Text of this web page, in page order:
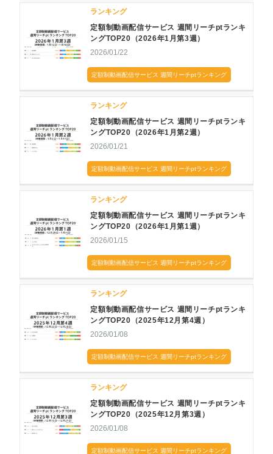
ランキング
定額制動画配信サービス 週間リーチptランキ
ングTOP20（2026年1月第3週）
2026/01/22
定額制動画配信サービス 週間リーチptランキング
ランキング
定額制動画配信サービス 週間リーチptランキ
ングTOP20（2026年1月第2週）
2026/01/21
定額制動画配信サービス 週間リーチptランキング
ランキング
定額制動画配信サービス 週間リーチptランキ
ングTOP20（2026年1月第1週）
2026/01/15
定額制動画配信サービス 週間リーチptランキング
ランキング
定額制動画配信サービス 週間リーチptランキ
ングTOP20（2025年12月第4週）
2026/01/08
定額制動画配信サービス 週間リーチptランキング
ランキング
定額制動画配信サービス 週間リーチptランキ
ングTOP20（2025年12月第3週）
2026/01/08
定額制動画配信サービス 週間リーチptランキング